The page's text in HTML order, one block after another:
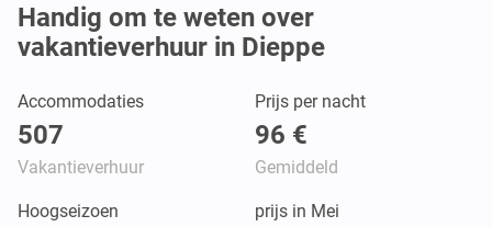
Handig om te weten over
vakantieverhuur in Dieppe
Accommodaties
507
Vakantieverhuur
Prijs per nacht
96 €
Gemiddeld
Hoogseizoen prijs in Mei